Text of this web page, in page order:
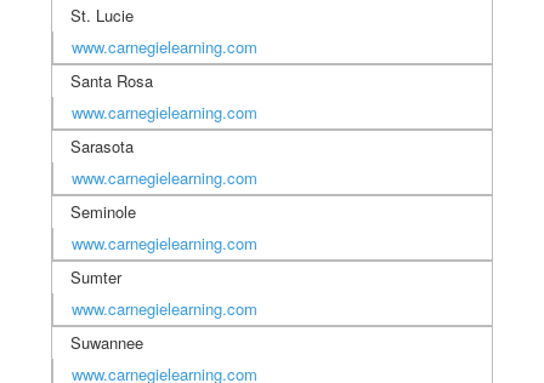
St. Lucie
www.carnegielearning.com
Santa Rosa
www.carnegielearning.com
Sarasota
www.carnegielearning.com
Seminole
www.carnegielearning.com
Sumter
www.carnegielearning.com
Suwannee
www.carnegielearning.com